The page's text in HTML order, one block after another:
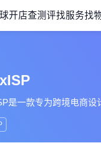
开店查测评找服务找
是一款专为跨境电商设